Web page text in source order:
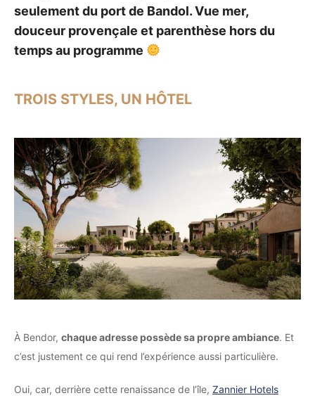
seulement du port de Bandol. Vue mer,
douceur provençale et parenthèse hors du
temps au programme
TROIS STYLES, UN HÔTEL
À Bendor, chaque adresse possède sa propre ambiance. Et
c’est justement ce qui rend l’expérience aussi particulière.
Oui, car, derrière cette renaissance de l’île, Zannier Hotels